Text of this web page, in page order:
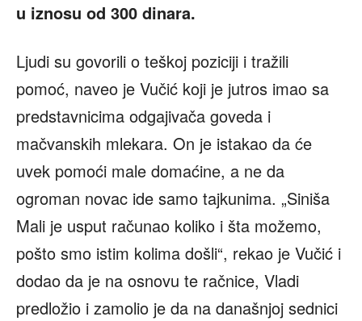
u iznosu od 300 dinara.
Ljudi su govorili o teškoj poziciji i tražili
pomoć, naveo je Vučić koji je jutros imao sa
predstavnicima odgajivača goveda i
mačvanskih mlekara. On je istakao da će
uvek pomoći male domaćine, a ne da
ogroman novac ide samo tajkunima. „Siniša
Mali je usput računao koliko i šta možemo,
pošto smo istim kolima došli“, rekao je Vučić i
dodao da je na osnovu te račnice, Vladi
predložio i zamolio je da na današnjoj sednici